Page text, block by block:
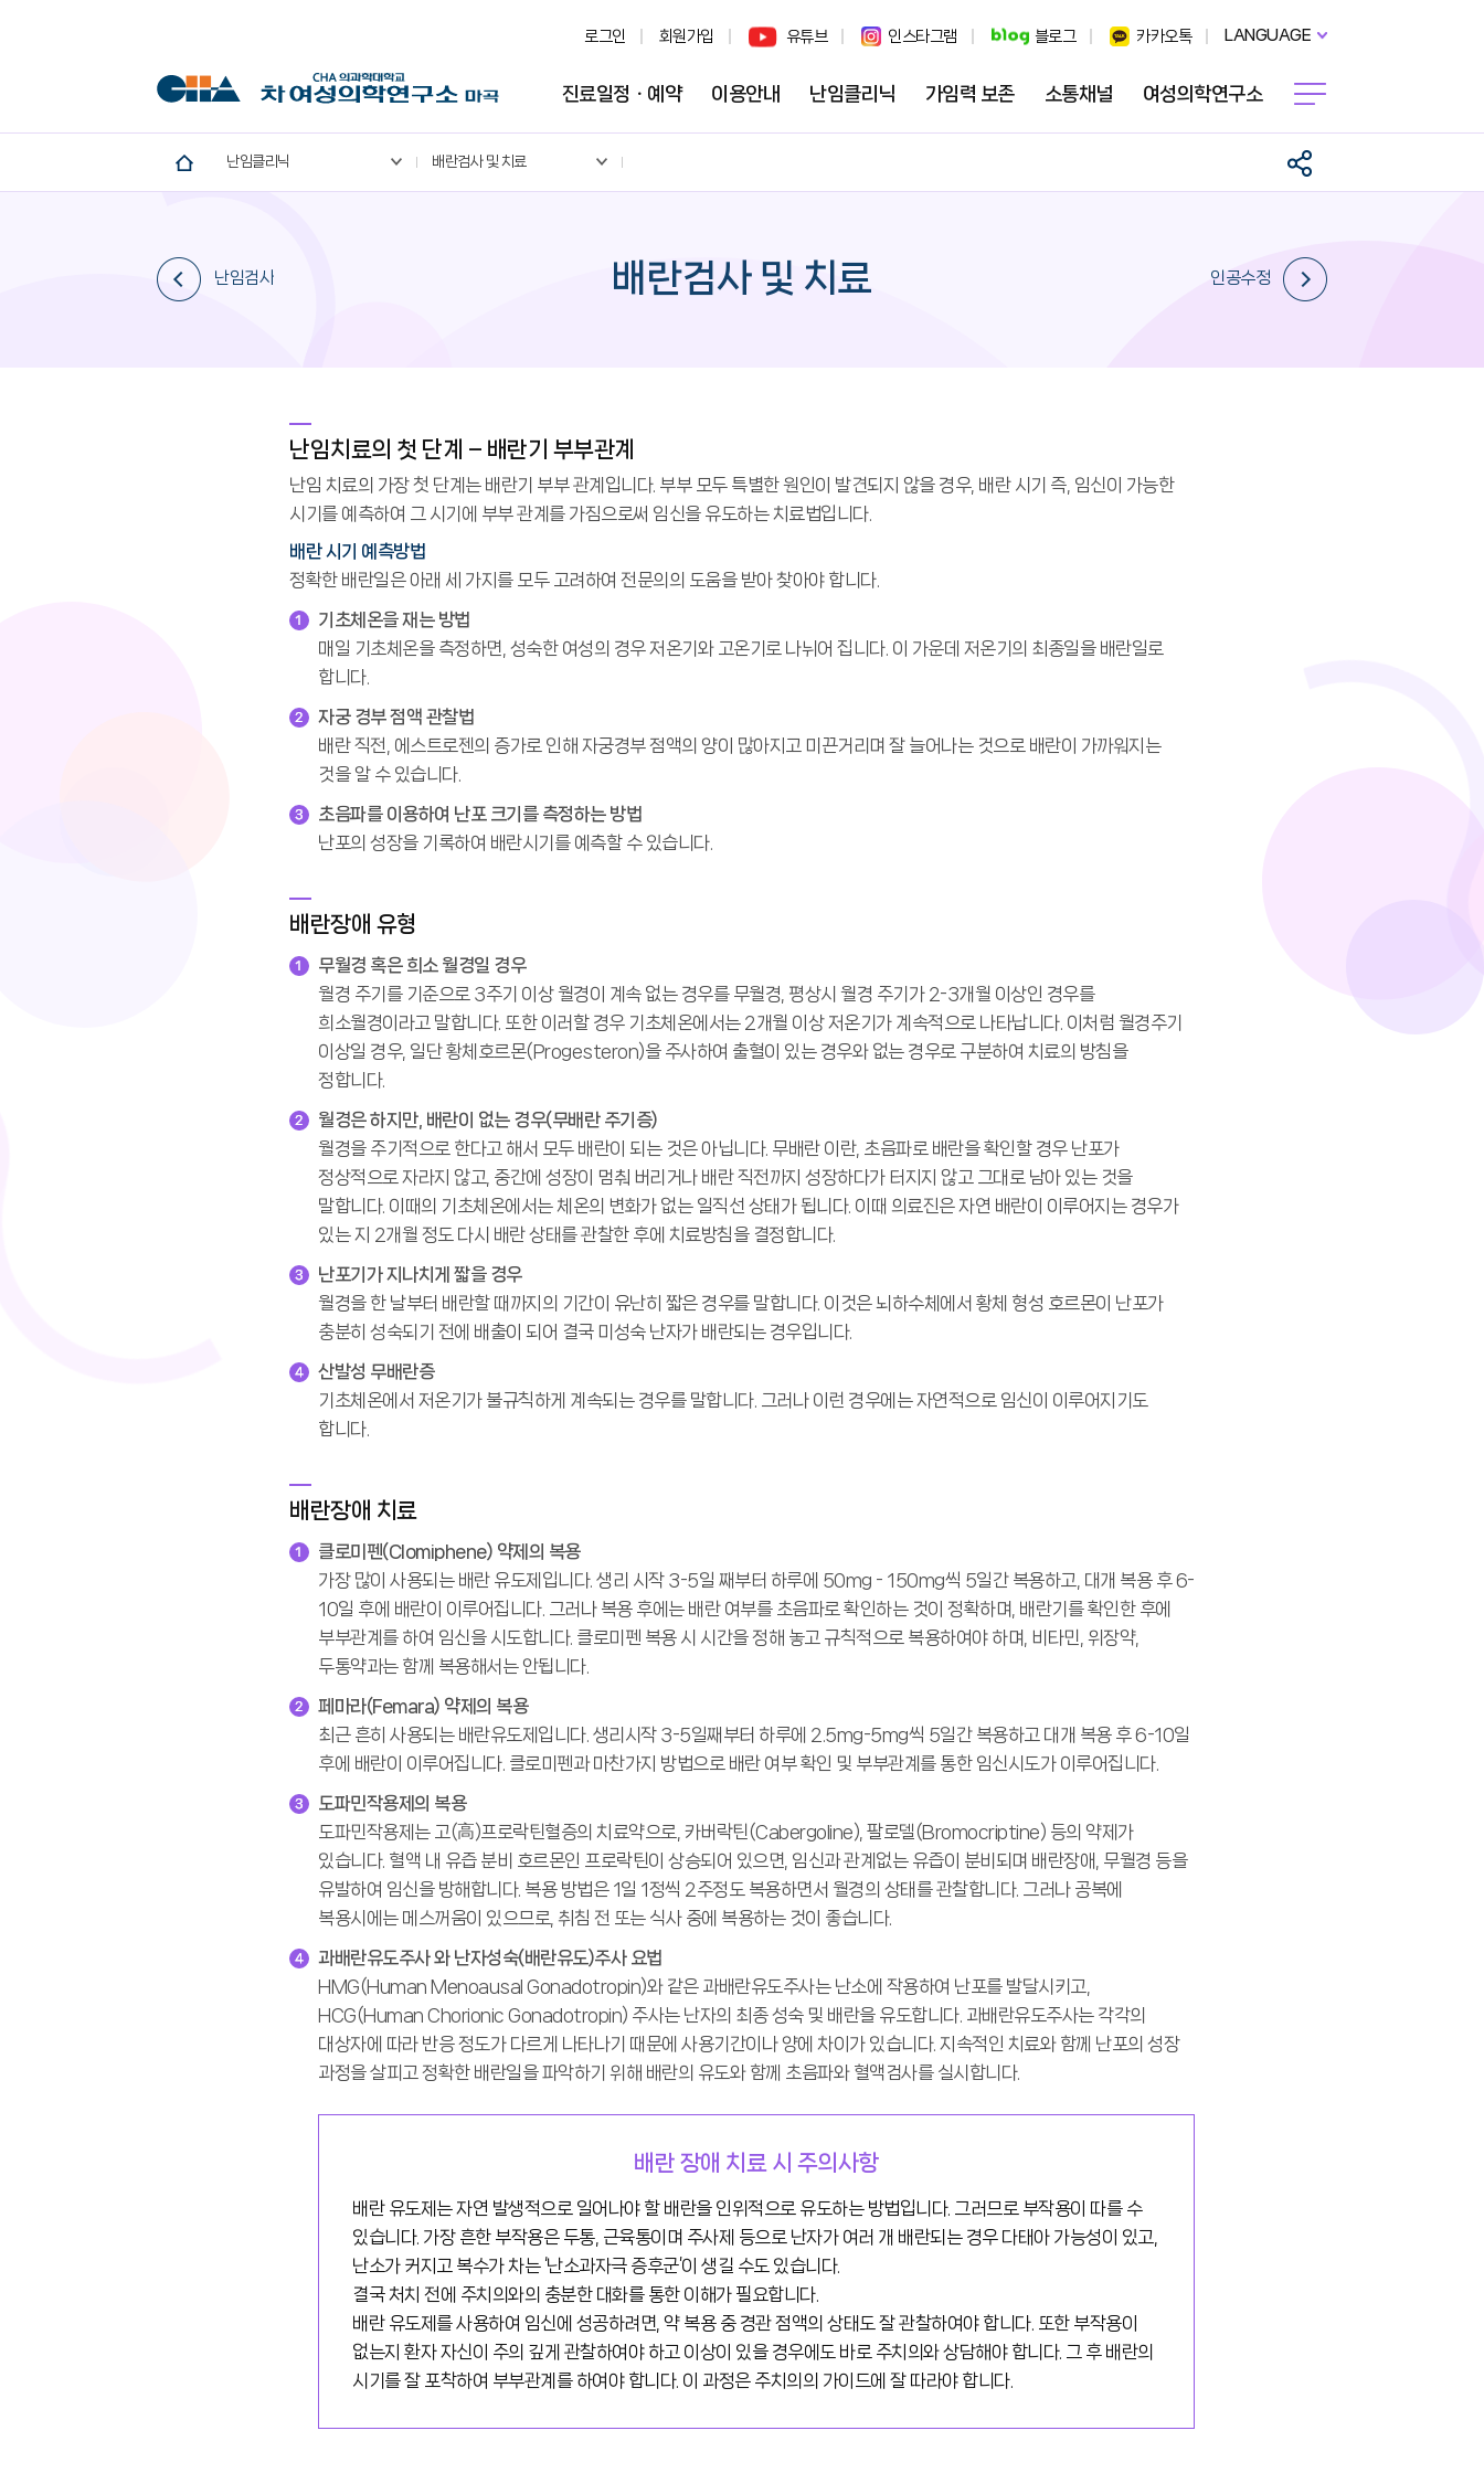
로그인 회원가입 유튜브 인스타그램 블로그 카카오톡 LANGUAGE
진료일정ㆍ예약 이용안내 난임클리닉 가임력 보존 소통채널 여성의학연구소
난임클리닉 배란검사 및 치료
난임검사 배란검사 및 치료 인공수정
난임치료의 첫 단계 – 배란기 부부관계
난임 치료의 가장 첫 단계는 배란기 부부 관계입니다. 부부 모두 특별한 원인이 발견되지 않을 경우, 배란 시기 즉, 임신이 가능한
시기를 예측하여 그 시기에 부부 관계를 가짐으로써 임신을 유도하는 치료법입니다.
배란 시기 예측방법
정확한 배란일은 아래 세 가지를 모두 고려하여 전문의의 도움을 받아 찾아야 합니다.
기초체온을 재는 방법
매일 기초체온을 측정하면, 성숙한 여성의 경우 저온기와 고온기로 나뉘어 집니다. 이 가운데 저온기의 최종일을 배란일로
합니다.
자궁 경부 점액 관찰법
배란 직전, 에스트로젠의 증가로 인해 자궁경부 점액의 양이 많아지고 미끈거리며 잘 늘어나는 것으로 배란이 가까워지는
것을 알 수 있습니다.
초음파를 이용하여 난포 크기를 측정하는 방법
난포의 성장을 기록하여 배란시기를 예측할 수 있습니다.
배란장애 유형
무월경 혹은 희소 월경일 경우
월경 주기를 기준으로 3주기 이상 월경이 계속 없는 경우를 무월경, 평상시 월경 주기가 2-3개월 이상인 경우를
희소월경이라고 말합니다. 또한 이러할 경우 기초체온에서는 2개월 이상 저온기가 계속적으로 나타납니다. 이처럼 월경주기
이상일 경우, 일단 황체호르몬(Progesteron)을 주사하여 출혈이 있는 경우와 없는 경우로 구분하여 치료의 방침을
정합니다.
월경은 하지만, 배란이 없는 경우(무배란 주기증)
월경을 주기적으로 한다고 해서 모두 배란이 되는 것은 아닙니다. 무배란 이란, 초음파로 배란을 확인할 경우 난포가
정상적으로 자라지 않고, 중간에 성장이 멈춰 버리거나 배란 직전까지 성장하다가 터지지 않고 그대로 남아 있는 것을
말합니다. 이때의 기초체온에서는 체온의 변화가 없는 일직선 상태가 됩니다. 이때 의료진은 자연 배란이 이루어지는 경우가
있는 지 2개월 정도 다시 배란 상태를 관찰한 후에 치료방침을 결정합니다.
난포기가 지나치게 짧을 경우
월경을 한 날부터 배란할 때까지의 기간이 유난히 짧은 경우를 말합니다. 이것은 뇌하수체에서 황체 형성 호르몬이 난포가
충분히 성숙되기 전에 배출이 되어 결국 미성숙 난자가 배란되는 경우입니다.
산발성 무배란증
기초체온에서 저온기가 불규칙하게 계속되는 경우를 말합니다. 그러나 이런 경우에는 자연적으로 임신이 이루어지기도
합니다.
배란장애 치료
클로미펜(Clomiphene) 약제의 복용
가장 많이 사용되는 배란 유도제입니다. 생리 시작 3-5일 째부터 하루에 50mg - 150mg씩 5일간 복용하고, 대개 복용 후 6-
10일 후에 배란이 이루어집니다. 그러나 복용 후에는 배란 여부를 초음파로 확인하는 것이 정확하며, 배란기를 확인한 후에
부부관계를 하여 임신을 시도합니다. 클로미펜 복용 시 시간을 정해 놓고 규칙적으로 복용하여야 하며, 비타민, 위장약,
두통약과는 함께 복용해서는 안됩니다.
페마라(Femara) 약제의 복용
최근 흔히 사용되는 배란유도제입니다. 생리시작 3-5일째부터 하루에 2.5mg-5mg씩 5일간 복용하고 대개 복용 후 6-10일
후에 배란이 이루어집니다. 클로미펜과 마찬가지 방법으로 배란 여부 확인 및 부부관계를 통한 임신시도가 이루어집니다.
도파민작용제의 복용
도파민작용제는 고(高)프로락틴혈증의 치료약으로, 카버락틴(Cabergoline), 팔로델(Bromocriptine) 등의 약제가
있습니다. 혈액 내 유즙 분비 호르몬인 프로락틴이 상승되어 있으면, 임신과 관계없는 유즙이 분비되며 배란장애, 무월경 등을
유발하여 임신을 방해합니다. 복용 방법은 1일 1정씩 2주정도 복용하면서 월경의 상태를 관찰합니다. 그러나 공복에
복용시에는 메스꺼움이 있으므로, 취침 전 또는 식사 중에 복용하는 것이 좋습니다.
과배란유도주사 와 난자성숙(배란유도)주사 요법
HMG(Human Menoausal Gonadotropin)와 같은 과배란유도주사는 난소에 작용하여 난포를 발달시키고,
HCG(Human Chorionic Gonadotropin) 주사는 난자의 최종 성숙 및 배란을 유도합니다. 과배란유도주사는 각각의
대상자에 따라 반응 정도가 다르게 나타나기 때문에 사용기간이나 양에 차이가 있습니다. 지속적인 치료와 함께 난포의 성장
과정을 살피고 정확한 배란일을 파악하기 위해 배란의 유도와 함께 초음파와 혈액검사를 실시합니다.
배란 장애 치료 시 주의사항
배란 유도제는 자연 발생적으로 일어나야 할 배란을 인위적으로 유도하는 방법입니다. 그러므로 부작용이 따를 수
있습니다. 가장 흔한 부작용은 두통, 근육통이며 주사제 등으로 난자가 여러 개 배란되는 경우 다태아 가능성이 있고,
난소가 커지고 복수가 차는 ‘난소과자극 증후군’이 생길 수도 있습니다.
결국 처치 전에 주치의와의 충분한 대화를 통한 이해가 필요합니다.
배란 유도제를 사용하여 임신에 성공하려면, 약 복용 중 경관 점액의 상태도 잘 관찰하여야 합니다. 또한 부작용이
없는지 환자 자신이 주의 깊게 관찰하여야 하고 이상이 있을 경우에도 바로 주치의와 상담해야 합니다. 그 후 배란의
시기를 잘 포착하여 부부관계를 하여야 합니다. 이 과정은 주치의의 가이드에 잘 따라야 합니다.